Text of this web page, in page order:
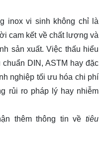
inox vi sinh không chỉ là
cam kết về chất lượng và
sản xuất. Việc thấu hiểu
DIN, ASTM hay đặc
nghiệp tối ưu hóa chi phí
rủi ro pháp lý hay nhiễm
thêm thông tin vềtiêu